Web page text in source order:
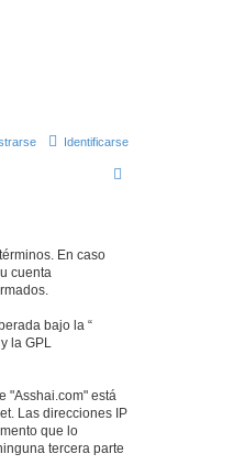
Identificarse
En caso
cuenta
bajo la “
la GPL
"Asshai.com" está
Las direcciones IP
que lo
tercera parte